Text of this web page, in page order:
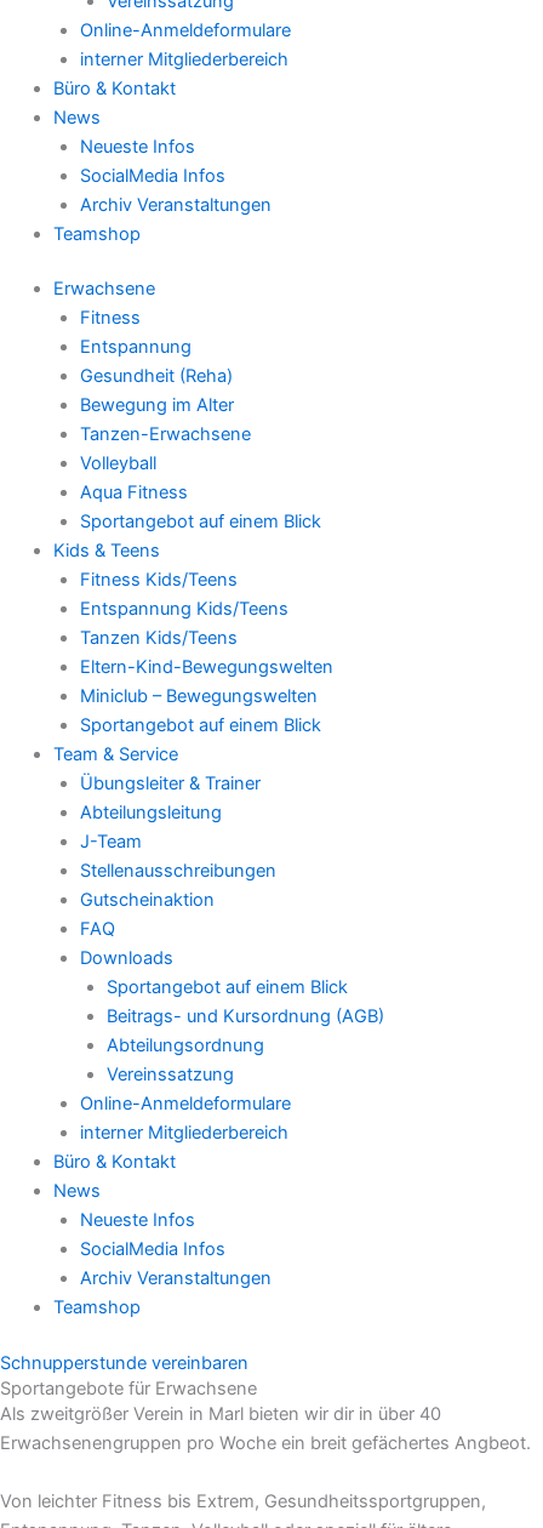
Online-Anmeldeformulare
interner Mitgliederbereich
Büro & Kontakt
News
Neueste Infos
SocialMedia Infos
Archiv Veranstaltungen
Teamshop
Erwachsene
Fitness
Entspannung
Gesundheit (Reha)
Bewegung im Alter
Tanzen-Erwachsene
Volleyball
Aqua Fitness
Sportangebot auf einem Blick
Kids & Teens
Fitness Kids/Teens
Entspannung Kids/Teens
Tanzen Kids/Teens
Eltern-Kind-Bewegungswelten
Miniclub – Bewegungswelten
Sportangebot auf einem Blick
Team & Service
Übungsleiter & Trainer
Abteilungsleitung
J-Team
Stellenausschreibungen
Gutscheinaktion
FAQ
Downloads
Sportangebot auf einem Blick
Beitrags- und Kursordnung (AGB)
Abteilungsordnung
Vereinssatzung
Online-Anmeldeformulare
interner Mitgliederbereich
Büro & Kontakt
News
Neueste Infos
SocialMedia Infos
Archiv Veranstaltungen
Teamshop
Schnupperstunde vereinbaren
Sportangebote für Erwachsene
Als zweitgrößer Verein in Marl bieten wir dir in über 40
Erwachsenengruppen pro Woche ein breit gefächertes Angbeot.
Von leichter Fitness bis Extrem, Gesundheitssportgruppen,